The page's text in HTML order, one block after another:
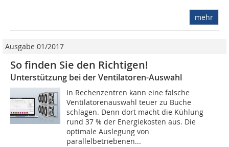
mehr
Ausgabe 01/2017
So finden Sie den Richtigen!
Unterstützung bei der Ventilatoren-Auswahl
In Rechenzentren kann eine falsche
Ventilatorenauswahl teuer zu Buche
schlagen. Denn dort macht die Kühlung
rund 37 % der Energiekosten aus. Die
optimale Auslegung von
parallelbetriebenen...